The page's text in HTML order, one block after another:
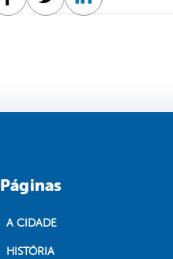
Facebook
TwitterLinkedin
Páginas
A CIDADE
HISTÓRIA